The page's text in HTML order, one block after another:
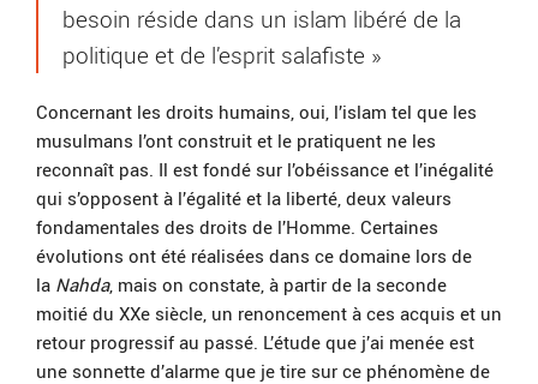
besoin réside dans un islam libéré de la
politique et de l’esprit salafiste »
Concernant les droits humains, oui, l’islam tel que les
musulmans l’ont construit et le pratiquent ne les
reconnaît pas. Il est fondé sur l’obéissance et l’inégalité
qui s’opposent à l’égalité et la liberté, deux valeurs
fondamentales des droits de l’Homme. Certaines
évolutions ont été réalisées dans ce domaine lors de
la Nahda, mais on constate, à partir de la seconde
moitié du XXe siècle, un renoncement à ces acquis et un
retour progressif au passé. L’étude que j’ai menée est
une sonnette d’alarme que je tire sur ce phénomène de